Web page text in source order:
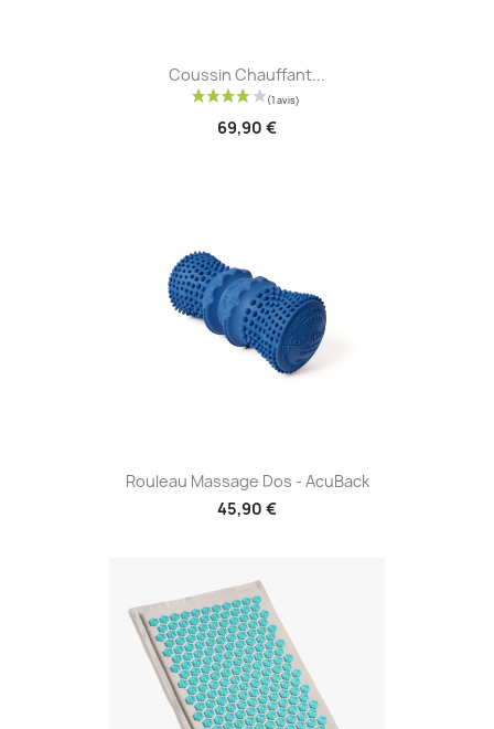
Coussin Chauffant...
69,90 €
Rouleau Massage Dos - AcuBack
45,90 €